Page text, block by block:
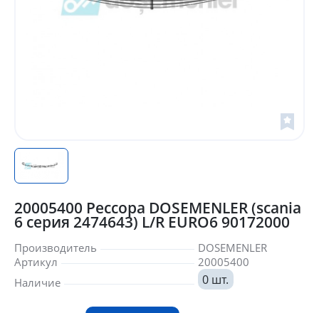
20005400 Рессора DOSEMENLER (scania
6 серия 2474643) L/R EURO6 90172000
Производитель
DOSEMENLER
Артикул
20005400
Наличие
0 шт.